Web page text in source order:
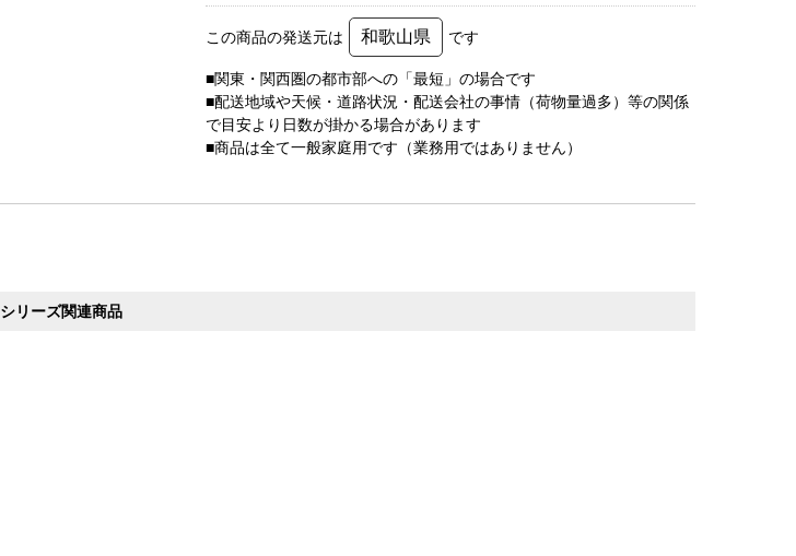
この商品の発送元は 和歌山県 です
■関東・関西圏の都市部への「最短」の場合です
■配送地域や天候・道路状況・配送会社の事情（荷物量過多）等の関係
で目安より日数が掛かる場合があります
■商品は全て一般家庭用です（業務用ではありません）
シリーズ関連商品